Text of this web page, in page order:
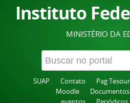
Instituto
MINISTÉRIO DA
SUAP Contato Pag
Moodle
Documentos